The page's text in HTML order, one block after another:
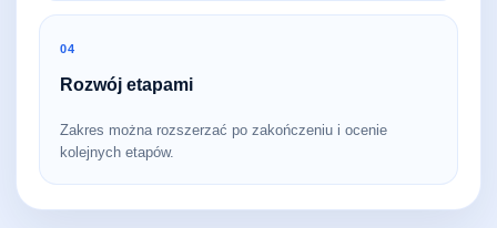
04
Rozwój etapami
Zakres można rozszerzać po zakończeniu i ocenie
kolejnych etapów.